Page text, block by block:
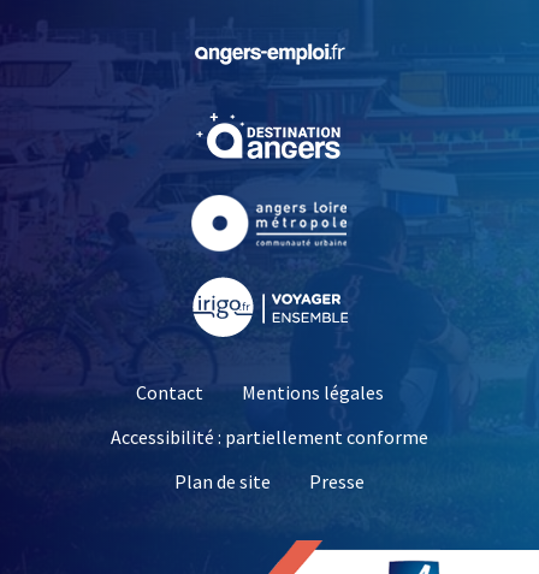
, Ouvre une nouvelle
, Ouvre une nouvelle
Contact
Mentions légales
Accessibilité : partiellement conforme
Plan de site
Presse